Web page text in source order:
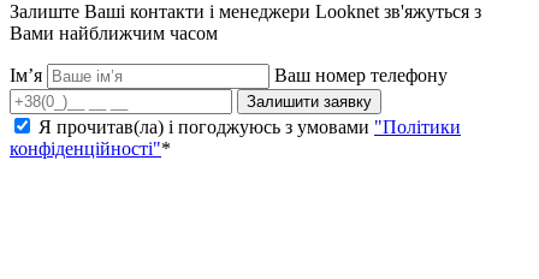
Залиште Ваші контакти і менеджери Looknet зв'яжуться з
Вами найближчим часом
Ім’я Ваш номер телефону
Залишити заявку
Я прочитав(ла) і погоджуюсь з умовами "Політики
конфіденційності"*